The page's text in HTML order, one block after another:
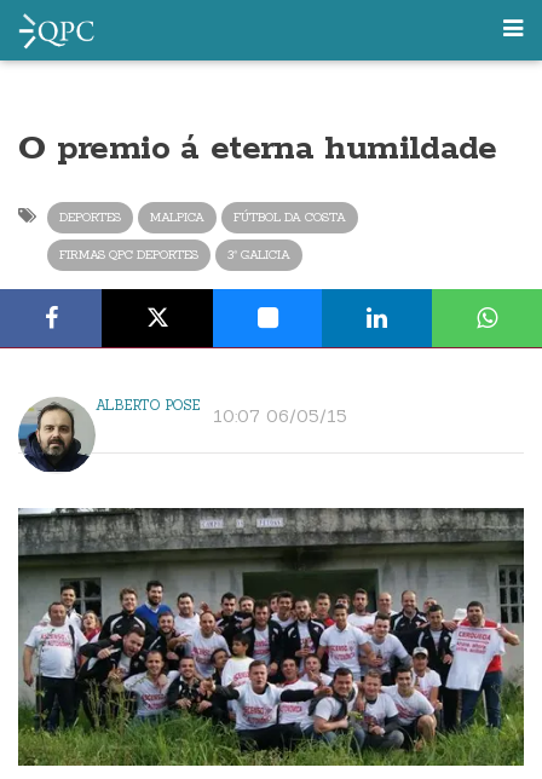
O premio á eterna humildade
DEPORTES MALPICA FÚTBOL DA COSTA
FIRMAS QPC DEPORTES 3ª GALICIA
ALBERTO POSE 10:07 06/05/15